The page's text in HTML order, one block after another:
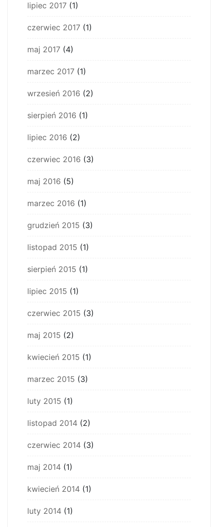
lipiec 2017 (1)
czerwiec 2017 (1)
maj 2017 (4)
marzec 2017 (1)
wrzesień 2016 (2)
sierpień 2016 (1)
lipiec 2016 (2)
czerwiec 2016 (3)
maj 2016 (5)
marzec 2016 (1)
grudzień 2015 (3)
listopad 2015 (1)
sierpień 2015 (1)
lipiec 2015 (1)
czerwiec 2015 (3)
maj 2015 (2)
kwiecień 2015 (1)
marzec 2015 (3)
luty 2015 (1)
listopad 2014 (2)
czerwiec 2014 (3)
maj 2014 (1)
kwiecień 2014 (1)
luty 2014 (1)